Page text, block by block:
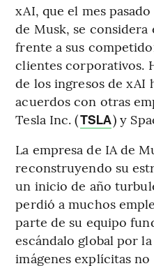
xAI, que el mes
de Musk, se considera
frente a sus
clientes corporativos.
de los ingresos de xAI
acuerdos con otras
Tesla Inc. (TSLA) y
La empresa de IA de
reconstruyendo su
un inicio de año
perdió a muchos
parte de su equipo
escándalo global por
imágenes explícitas